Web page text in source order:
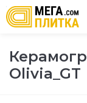
Olivia_GT